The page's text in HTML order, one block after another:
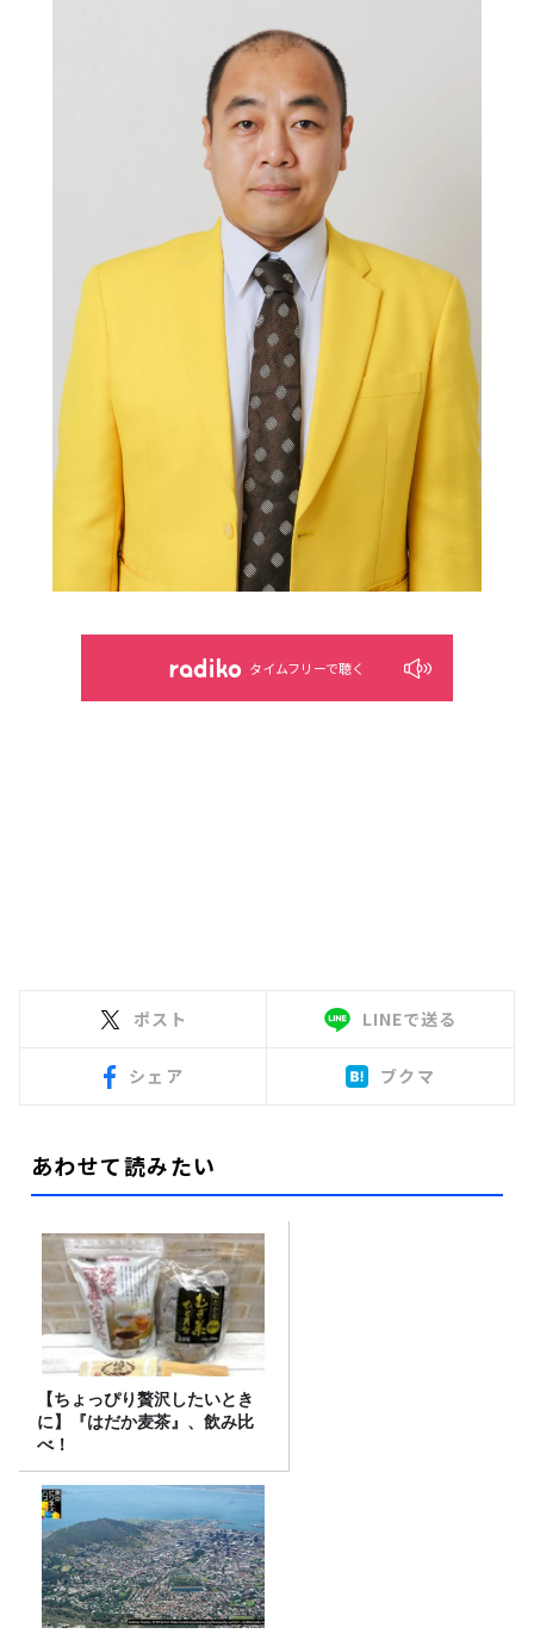
タイムフリーで聴く
ポスト LINEで送る
シェア ブクマ
あわせて読みたい
【ちょっぴり贅沢したいとき
に】『はだか麦茶』、飲み比
べ！